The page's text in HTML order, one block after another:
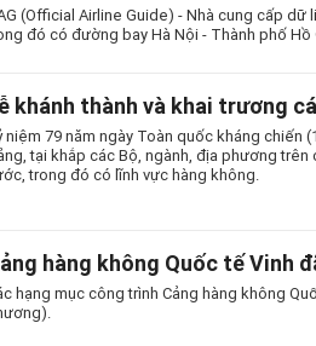
(Official Airline Guide) - Nhà cung cấp
đó có đường bay Hà Nội - Thành phố
khánh thành và khai trương
niệm 79 năm ngày Toàn quốc kháng
tại khắp các Bộ, ngành, địa phương
trong đó có lĩnh vực hàng không.
hàng không Quốc tế Vinh
hạng mục công trình Cảng hàng không